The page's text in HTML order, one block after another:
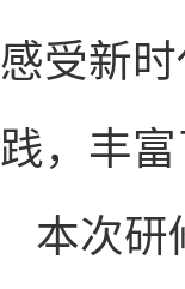
感受新
践，丰
本次研